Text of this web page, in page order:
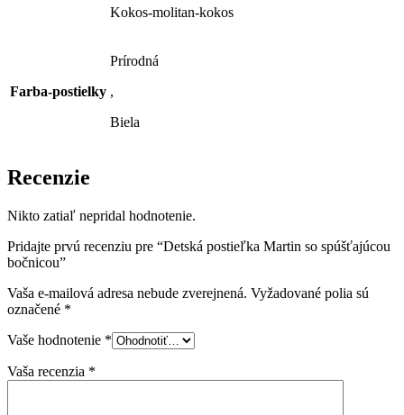
Kokos-molitan-kokos
Farba-postielky
Prírodná
,
Biela
Recenzie
Nikto zatiaľ nepridal hodnotenie.
Pridajte prvú recenziu pre “Detská postieľka Martin so spúšťajúcou
bočnicou”
Vaša e-mailová adresa nebude zverejnená. Vyžadované polia sú
označené *
Vaše hodnotenie *
Vaša recenzia *